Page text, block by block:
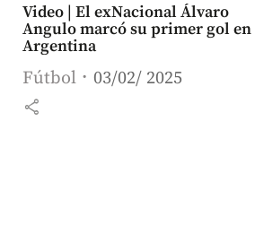
Video | El exNacional Álvaro
Angulo marcó su primer gol en
Argentina
Fútbol 03/02/ 2025
share